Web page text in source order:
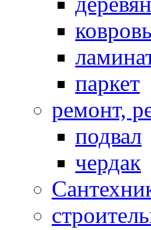
паркет
ремонт,
подвал
чердак